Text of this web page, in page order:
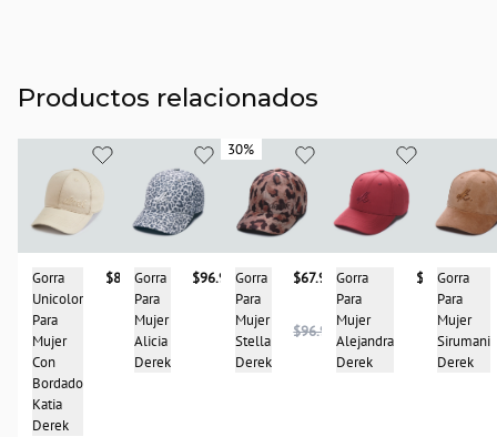
Productos relacionados
Gorra
Unicolor
Para
Mujer
Con
Bordado
Katia
Derek
$87.900
Gorra
Para
Mujer
Alicia
Derek
$96.900
30%
30%
Gorra
Para
Mujer
Stella
Derek
$67.950
$96.900
Gorra
Para
Mujer
Alejandra
Derek
$98.900
Gorra
Para
Mujer
Sirumani
Derek